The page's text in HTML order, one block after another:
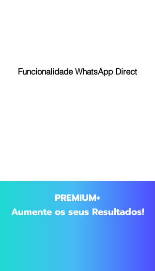
Funcionalidade WhatsApp Direct
PREMIUM+
Aumente os seus Resultados!